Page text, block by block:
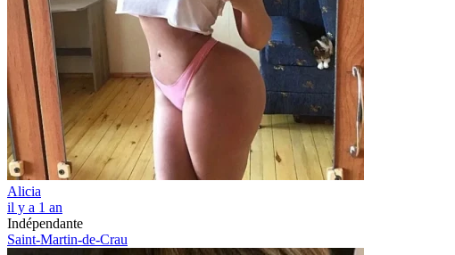
Alicia
il y a 1 an
Indépendante
Saint-Martin-de-Crau